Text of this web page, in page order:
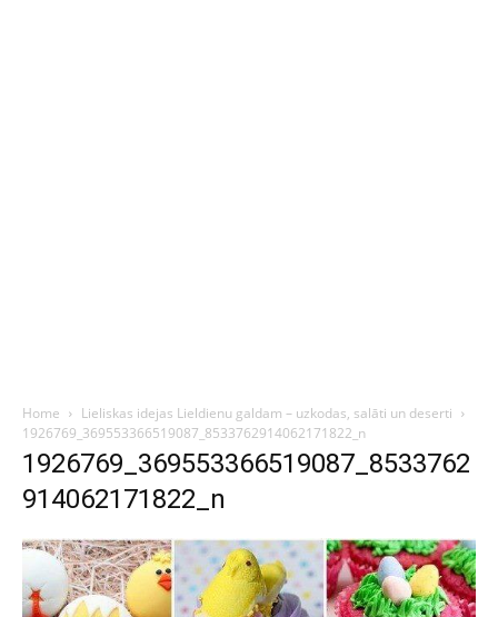
Home
Lieliskas idejas Lieldienu galdam – uzkodas, salāti un deserti
1926769_369553366519087_8533762914062171822_n
1926769_369553366519087_8533762
914062171822_n